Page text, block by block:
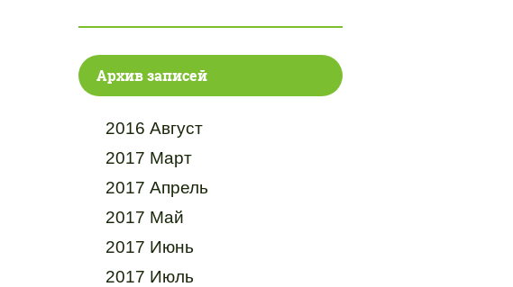
Архив записей
2016 Август
2017 Март
2017 Апрель
2017 Май
2017 Июнь
2017 Июль